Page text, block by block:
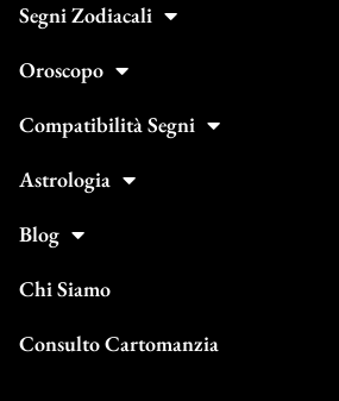
Segni Zodiacali
Oroscopo
Compatibilità Segni
Astrologia
Blog
Chi Siamo
Consulto Cartomanzia